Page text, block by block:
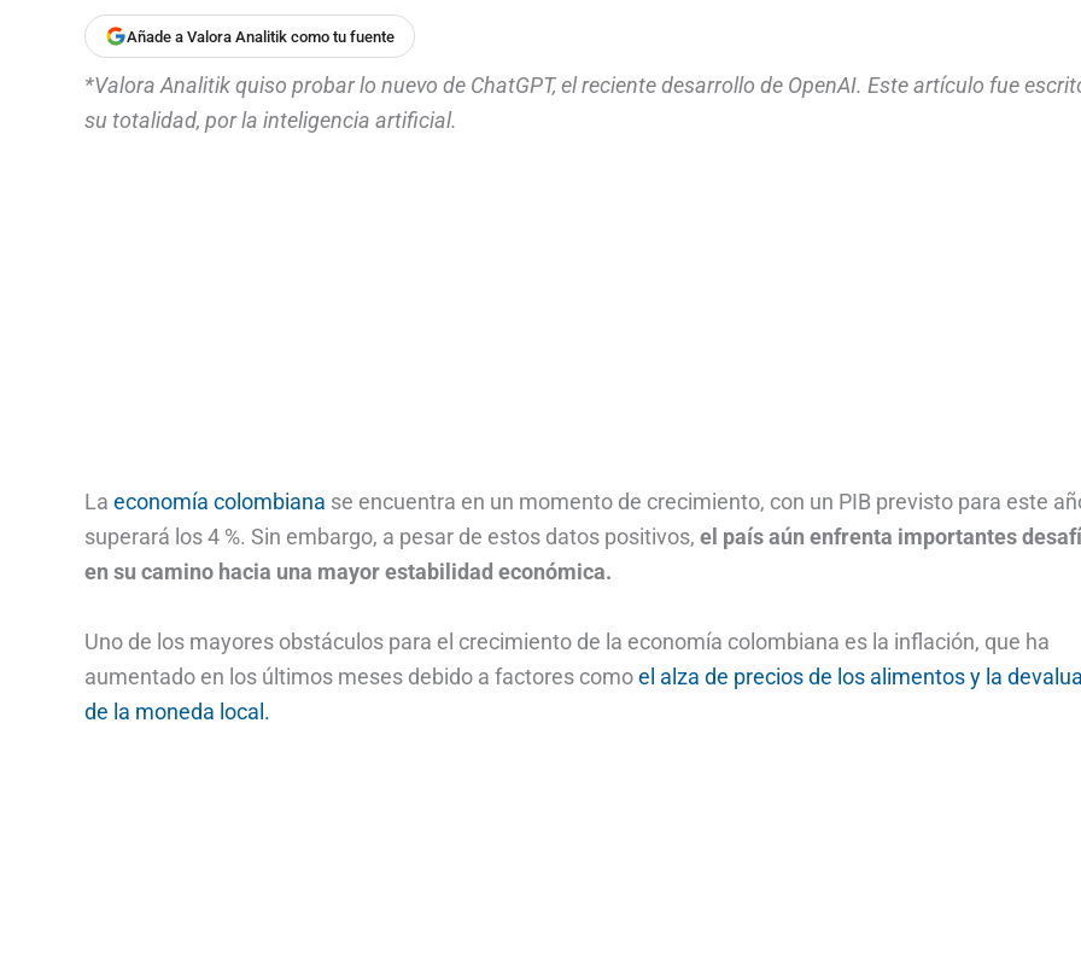
Añade a Valora Analitik como tu fuente
*Valora Analitik quiso probar lo nuevo de ChatGPT, el reciente desarrollo de OpenAI. Este artículo fue
su totalidad, por la inteligencia artificial.
La economía colombiana se encuentra en un momento de crecimiento, con un PIB previsto para este
superará los 4 %. Sin embargo, a pesar de estos datos positivos, el país aún enfrenta importantes
en su camino hacia una mayor estabilidad económica.
Uno de los mayores obstáculos para el crecimiento de la economía colombiana es la inflación, que ha
aumentado en los últimos meses debido a factores comoel alza de precios de los alimentos y la
de la moneda local.